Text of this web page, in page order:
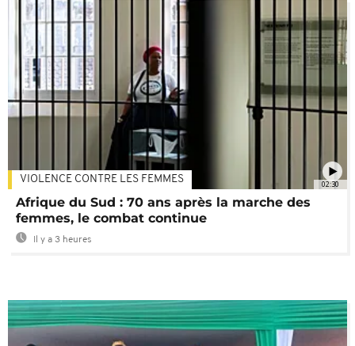
02:30
VIOLENCE CONTRE LES FEMMES
Afrique du Sud : 70 ans après la marche des
femmes, le combat continue
Il y a 3 heures